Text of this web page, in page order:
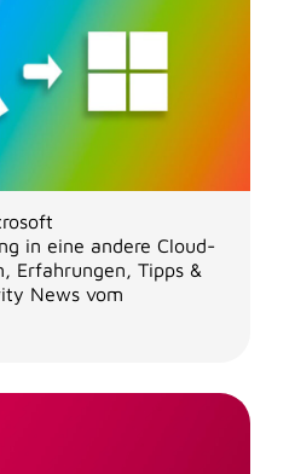
in eine andere Cloud-
Erfahrungen, Tipps &
News vom